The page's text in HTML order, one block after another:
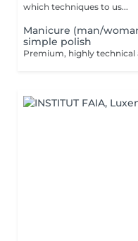
which techniques to us...
Manicure (man/
simple polish